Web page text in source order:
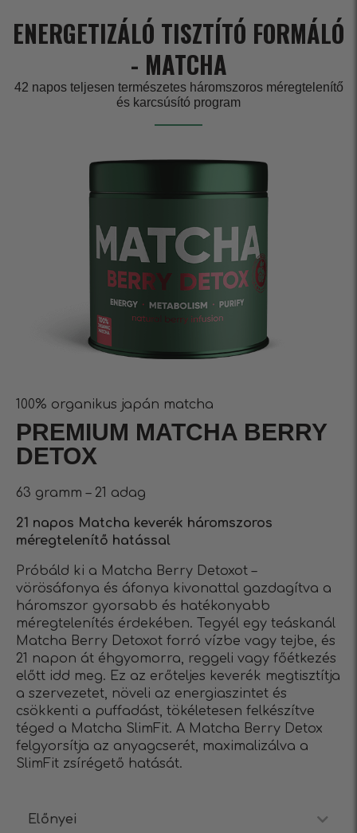
ENERGETIZÁLÓ TISZTÍTÓ FORMÁLÓ
- MATCHA
42 napos teljesen természetes háromszoros méregtelenítő
és karcsúsító program
100% organikus japán matcha
PREMIUM MATCHA BERRY
DETOX
63 gramm – 21 adag
21 napos Matcha keverék háromszoros
méregtelenítő hatással
Próbáld ki a Matcha Berry Detoxot –
vörösáfonya és áfonya kivonattal gazdagítva a
háromszor gyorsabb és hatékonyabb
méregtelenítés érdekében. Tegyél egy teáskanál
Matcha Berry Detoxot forró vízbe vagy tejbe, és
21 napon át éhgyomorra, reggeli vagy főétkezés
előtt idd meg. Ez az erőteljes keverék megtisztítja
a szervezetet, növeli az energiaszintet és
csökkenti a puffadást, tökéletesen felkészítve
téged a Matcha SlimFit. A Matcha Berry Detox
felgyorsítja az anyagcserét, maximalizálva a
SlimFit zsírégető hatását.
Előnyei